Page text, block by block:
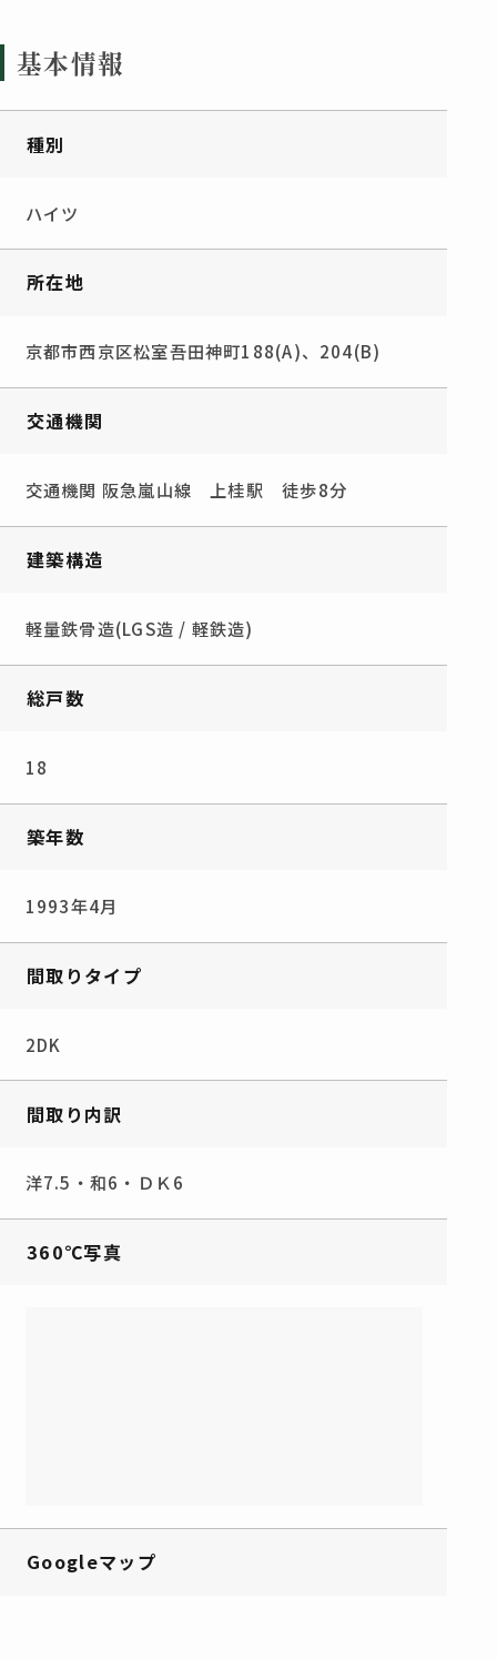
基本情報
種別
ハイツ
所在地
京都市西京区松室吾田神町188(A)、204(B)
交通機関
交通機関 阪急嵐山線 上桂駅 徒歩8分
建築構造
軽量鉄骨造(LGS造 / 軽鉄造)
総戸数
18
築年数
1993年4月
間取りタイプ
2DK
間取り内訳
洋7.5・和6・ＤＫ6
360℃写真
Googleマップ